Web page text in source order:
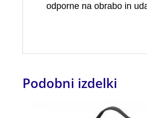
odporne na obrabo in
Podobni izdelki